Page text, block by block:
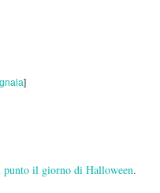
]
punto il giorno di Halloween.